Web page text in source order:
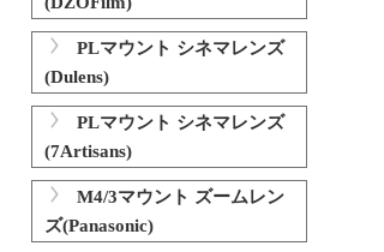
PLマウント シネマレンズ
(Dulens)
PLマウント シネマレンズ
(7Artisans)
M4/3マウント ズームレン
ズ(Panasonic)